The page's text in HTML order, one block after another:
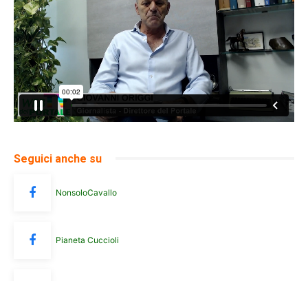
Seguici anche su
NonsoloCavallo
Pianeta Cuccioli